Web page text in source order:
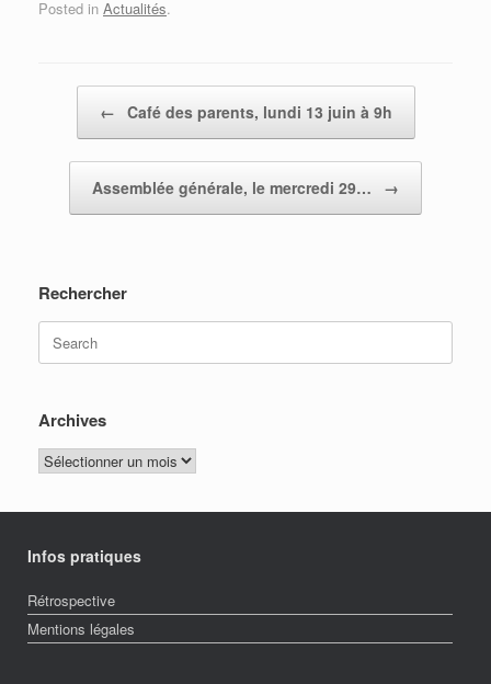
Posted in Actualités.
← Café des parents, lundi 13 juin à 9h
Assemblée générale, le mercredi 29… →
Rechercher
Search
for:
Archives
Archives
Infos pratiques
Rétrospective
Mentions légales